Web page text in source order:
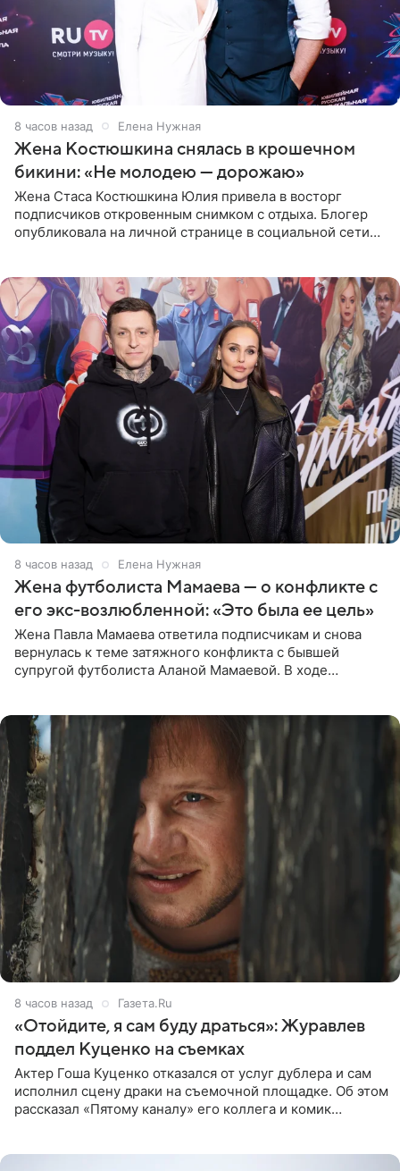
8 часов назад Елена Нужная
Жена Костюшкина снялась в крошечном
бикини: «Не молодею — дорожаю»
Жена Стаса Костюшкина Юлия привела в восторг
подписчиков откровенным снимком с отдыха. Блогер
опубликовала на личной странице в социальной сети
8 часов назад Елена Нужная
Жена футболиста Мамаева — о конфликте с
его экс-возлюбленной: «Это была ее цель»
Жена Павла Мамаева ответила подписчикам и снова
вернулась к теме затяжного конфликта с бывшей
супругой футболиста Аланой Мамаевой. В ходе
8 часов назад Газета.Ru
«Отойдите, я сам буду драться»: Журавлев
поддел Куценко на съемках
Актер Гоша Куценко отказался от услуг дублера и сам
исполнил сцену драки на съемочной площадке. Об этом
рассказал «Пятому каналу» его коллега и комик